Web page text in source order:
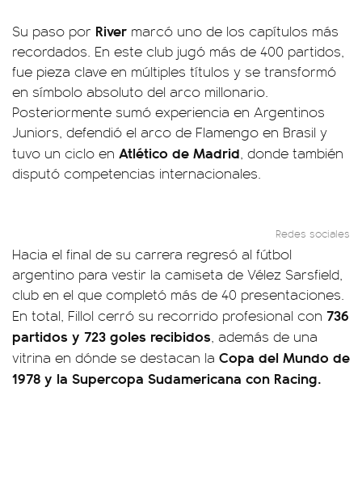
Su paso por River marcó uno de los capítulos más
recordados. En este club jugó más de 400 partidos,
fue pieza clave en múltiples títulos y se transformó
en símbolo absoluto del arco millonario.
Posteriormente sumó experiencia en Argentinos
Juniors, defendió el arco de Flamengo en Brasil y
tuvo un ciclo en Atlético de Madrid, donde también
disputó competencias internacionales.
Redes sociales
Hacia el final de su carrera regresó al fútbol
argentino para vestir la camiseta de Vélez Sarsfield,
club en el que completó más de 40 presentaciones.
En total, Fillol cerró su recorrido profesional con 736
partidos y 723 goles recibidos, además de una
vitrina en dónde se destacan la Copa del Mundo de
1978 y la Supercopa Sudamericana con Racing.